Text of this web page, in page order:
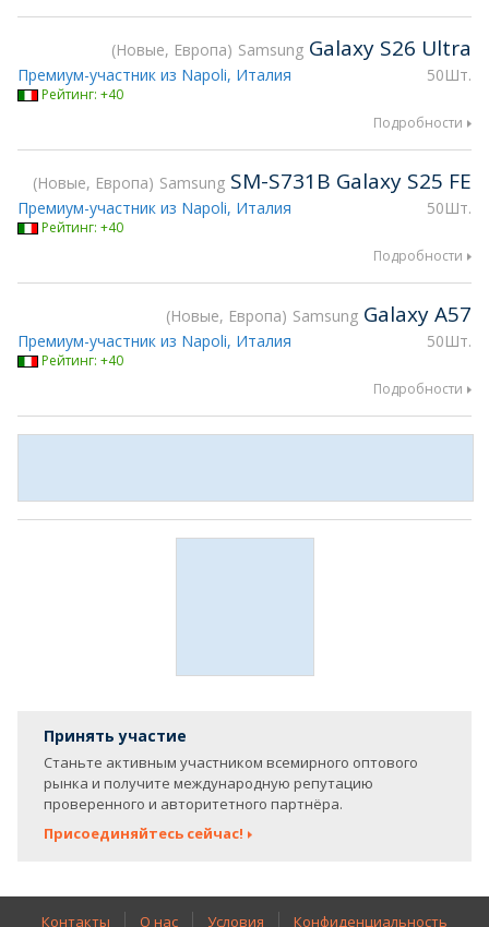
Новые, Европа Samsung Galaxy S26 Ultra
50Шт.
Премиум-участник из Napoli, Италия
Рейтинг: +40
Подробности
Новые, Европа Samsung SM-S731B Galaxy S25 FE
50Шт.
Премиум-участник из Napoli, Италия
Рейтинг: +40
Подробности
Новые, Европа Samsung Galaxy A57
50Шт.
Премиум-участник из Napoli, Италия
Рейтинг: +40
Подробности
Принять участие
Станьте активным участником всемирного оптового
рынка и получите международную репутацию
проверенного и авторитетного партнёра.
Присоединяйтесь сейчас!
Контакты О нас Условия Конфиденциальность